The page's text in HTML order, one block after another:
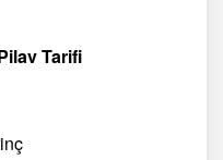
Tarifi